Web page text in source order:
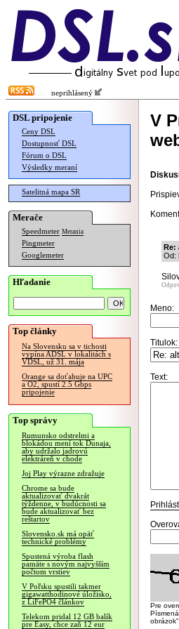
neprihlásený
DSL pripojenie
Ceny DSL
Dostupnosť DSL
Fórum o DSL
Výsledky meraní
Satelitná mapa SR
Merače
Speedmeter Merania
Pingmeter
Googlemeter
Hľadanie
Top články
Na Slovensku sa v tichosti
vypína ADSL v lokalitách s
VDSL, už 31. mája
Orange sa doťahuje na UPC
a O2, spustí 2.5 Gbps
pripojenie
Top správy
Rumunsko odstrelmi a
blokádou mení tok Dunaja,
aby udržalo jadrovú
elektráreň v chode
Joj Play výrazne zdražuje
Chrome sa bude
aktualizovať dvakrát
týždenne, v budúcnosti sa
bude aktualizovať bez
reštartov
Slovensko.sk má opäť
technické problémy
Spustená výroba flash
pamäte s novým najvyšším
počtom vrstiev
V Poľsku spustili takmer
gigawatthodinové úložisko,
z LiFePO4 článkov
Telekom pridal 12 GB balík
pre Easy, chce zaň 12 eur
V
Re:
Od:
Meno:
Titulok:
Text:
Pre